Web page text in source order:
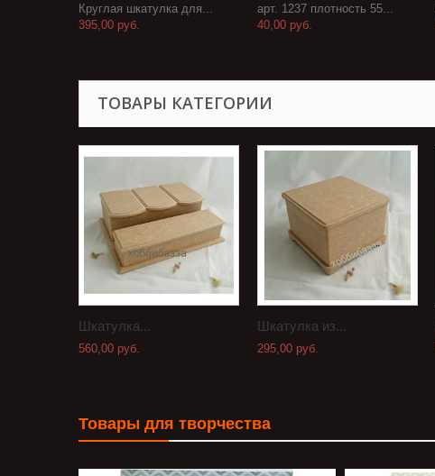
Круглая шкатулка для...
395,00 руб.
арт. 1237 плотность 55...
40,00 руб.
ТОВАРЫ КАТЕГОРИИ
Шкатулка...
560,00 руб.
Шкатулка из...
295,00 руб.
Товары для творчества